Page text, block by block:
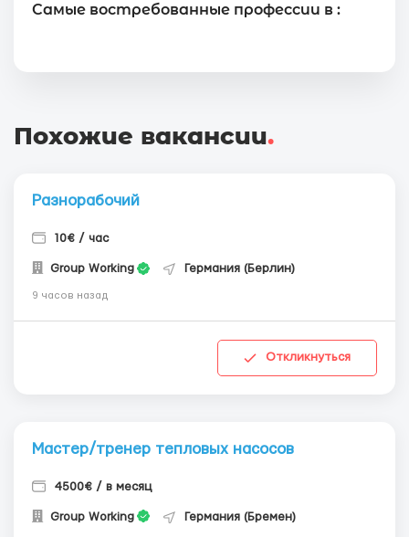
Самые востребованные профессии в :
Похожие вакансии.
Разнорабочий
10€ / час
Group Working Германия (Берлин)
9 часов назад
Откликнуться
Мастер/тренер тепловых насосов
4500€ / в месяц
Group Working Германия (Бремен)